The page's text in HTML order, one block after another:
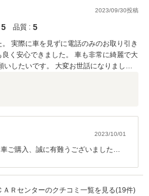
いと思います。また機会がありまし
す。
2023/09/30投稿
5 品質 : 5
実際に車を見ずに電話のみのお取り引き
く安心できました。 車も非常に綺麗で大
したいです。 大変お世話になりまし
2023/10/01
ご購入、誠に有難うございました。
に来られることがありましたら、是
Ｒセンターのクチコミ一覧を見る(19件)